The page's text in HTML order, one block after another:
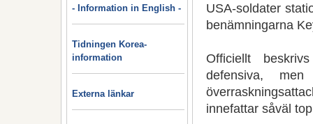
- Information in English -
Tidningen Korea-
information
Externa länkar
USA-soldater
benämningarna
Officiellt
defensiva,
innefattar såväl